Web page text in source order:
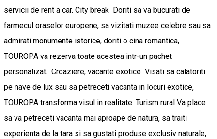
servicii de rent a car. City break Doriti sa va bucurati de
farmecul oraselor europene, sa vizitati muzee celebre sau sa
admirati monumente istorice, doriti o cina romantica,
TOUROPA va rezerva toate acestea intr-un pachet
personalizat. Croaziere, vacante exotice Visati sa calatoriti
pe nave de lux sau sa petreceti vacanta in locuri exotice,
TOUROPA transforma visul in realitate. Turism rural Va place
sa va petreceti vacanta mai aproape de natura, sa traiti
experienta de la tara si sa gustati produse exclusiv naturale,